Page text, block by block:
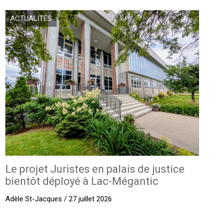
ACTUALITÉS
Le projet Juristes en palais de justice
bientôt déployé à Lac-Mégantic
Adèle St-Jacques / 27 juillet 2026